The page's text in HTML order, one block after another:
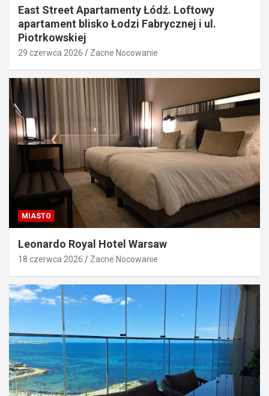
East Street Apartamenty Łódź. Loftowy
apartament blisko Łodzi Fabrycznej i ul.
Piotrkowskiej
29 czerwca 2026 Zacne Nocowanie
MIASTO
Leonardo Royal Hotel Warsaw
18 czerwca 2026 Zacne Nocowanie